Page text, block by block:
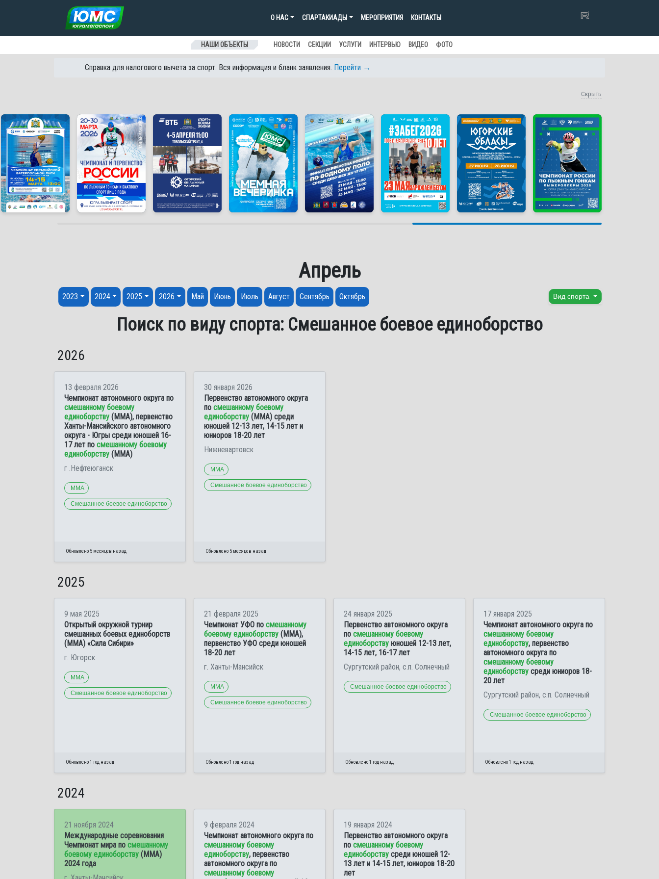
Перейти к содержанию
О НАС СПАРТАКИАДЫ МЕРОПРИЯТИЯ КОНТАКТЫ
НАШИ ОБЪЕКТЫ НОВОСТИ СЕКЦИИ УСЛУГИ ИНТЕРВЬЮ ВИДЕО ФОТО
Справка для налогового вычета за спорт. Вся информация и бланк заявления. Перейти →
Скрыть
Апрель
Перейти к содержанию
2023 2024 2025 2026 Май Июнь Июль Август Сентябрь Октябрь Вид спорта
Поиск по виду спорта: Смешанное боевое единоборство
2026
13 февраля 2026
Чемпионат автономного округа по
смешанному боевому
единоборству (ММА), первенство
Ханты-Мансийского автономного
округа - Югры среди юношей 16-
17 лет по смешанному боевому
единоборству (ММА)
г .Нефтеюганск
ММА
Смешанное боевое единоборство
Обновлено 5 месяцев назад
30 января 2026
Первенство автономного округа
по смешанному боевому
единоборству (ММА) среди
юношей 12-13 лет, 14-15 лет и
юниоров 18-20 лет
Нижневартовск
ММА
Смешанное боевое единоборство
Обновлено 5 месяцев назад
2025
9 мая 2025
Открытый окружной турнир
смешанных боевых единоборств
(ММА) «Сила Сибири»
г. Югорск
ММА
Смешанное боевое единоборство
Обновлено 1 год назад
21 февраля 2025
Чемпионат УФО по смешанному
боевому единоборству (ММА),
первенство УФО среди юношей
18-20 лет
г. Ханты-Мансийск
ММА
Смешанное боевое единоборство
Обновлено 1 год назад
24 января 2025
Первенство автономного округа
по смешанному боевому
единоборству юношей 12-13 лет,
14-15 лет, 16-17 лет
Сургутский район, с.п. Солнечный
Смешанное боевое единоборство
Обновлено 1 год назад
17 января 2025
Чемпионат автономного округа по
смешанному боевому
единоборству, первенство
автономного округа по
смешанному боевому
единоборству среди юниоров 18-
20 лет
Сургутский район, с.п. Солнечный
Смешанное боевое единоборство
Обновлено 1 год назад
2024
21 ноября 2024
Международные соревнования
Чемпионат мира по смешанному
боевому единоборству (ММА)
2024 года
9 февраля 2024
Чемпионат автономного округа по
смешанному боевому
единоборству, первенство
автономного округа по
смешанному боевому
19 января 2024
Первенство автономного округа
по смешанному боевому
единоборству среди юношей 12-
13 лет и 14-15 лет, юниоров 18-20
лет